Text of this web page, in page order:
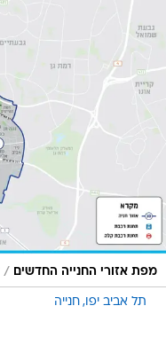
מפת אזורי החנייה החדשים /
תל אביב יפו חנייה